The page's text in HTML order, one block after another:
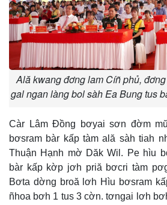
Ală kwang đơng lam Cíñ phủ,
gal ngan làng bol sàh Ea Bung tus
Càr Lâm Đồng bơyai sơn đờm
bơsram bàr kấp tàm ală sàh tiah
Thuận Hạnh mờ Dăk Wil. Pe hìu
bàr kấp kờp jơh priă bơcri tàm
Bơta dờng broă lơh Hìu bơsram
ñhoa bơh 1 tus 3 cờn. tơngai lơh